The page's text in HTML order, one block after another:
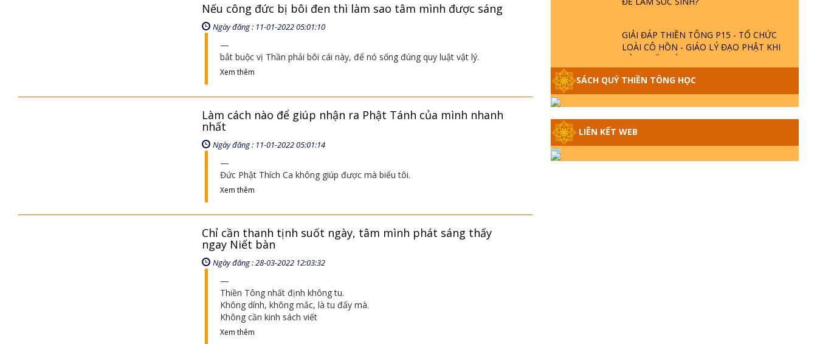
Nếu công đức bị bôi đen thì làm sao tâm mình được sáng
Ngày đăng : 11-01-2022 05:01:10
bắt buộc vị Thần phải bôi cái này, để nó sống đúng quy luật vật lý.
Xem thêm
Làm cách nào để giúp nhận ra Phật Tánh của mình nhanh
nhất
Ngày đăng : 11-01-2022 05:01:14
Đức Phật Thích Ca không giúp được mà biểu tôi.
Xem thêm
Chỉ cần thanh tịnh suốt ngày, tâm mình phát sáng thấy
ngay Niết bàn
Ngày đăng : 28-03-2022 12:03:32
Thiền Tông nhất định không tu.
Không dính, không mắc, là tu đấy mà.
Không cần kinh sách viết
Xem thêm
GIẢI ĐÁP THIỀN TÔNG P15 - TỔ CHỨC
LOÀI CÔ HỒN - GIÁO LÝ ĐẠO PHẬT KHI
NÀO XUẤT BẢN
GIẢI ĐÁP THIỀN TÔNG ĐẶC BIỆT - P14 -
NGUỒN GỐC ÂM LỊCH DƯƠNG LỊCH -
TẦNG BÌNH LƯU LỚN ĐẾN ĐÂU
SÁCH QUÝ THIỀN TÔNG HỌC
LIÊN KẾT WEB